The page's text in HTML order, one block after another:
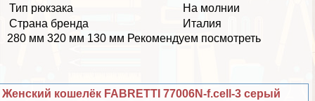
Тип рюкзака
На молнии
Страна бренда
Италия
280 мм 320 мм 130 мм Рекомендуем посмотреть
Женский кошелёк FABRETTI 77006N-f.cell-3 серый